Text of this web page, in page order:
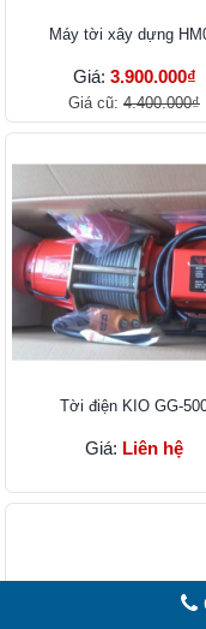
Máy tời xây dựng
Giá: 3.900.000₫
Giá cũ: 4.400.000₫
Tời điện KIO GG-
Giá: Liên hệ